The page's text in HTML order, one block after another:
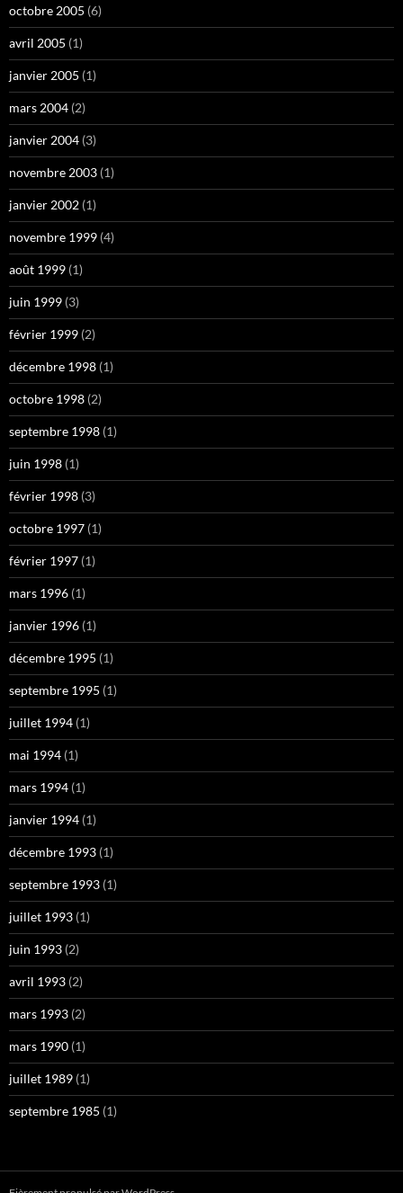
octobre 2005 (6)
avril 2005 (1)
janvier 2005 (1)
mars 2004 (2)
janvier 2004 (3)
novembre 2003 (1)
janvier 2002 (1)
novembre 1999 (4)
août 1999 (1)
juin 1999 (3)
février 1999 (2)
décembre 1998 (1)
octobre 1998 (2)
septembre 1998 (1)
juin 1998 (1)
février 1998 (3)
octobre 1997 (1)
février 1997 (1)
mars 1996 (1)
janvier 1996 (1)
décembre 1995 (1)
septembre 1995 (1)
juillet 1994 (1)
mai 1994 (1)
mars 1994 (1)
janvier 1994 (1)
décembre 1993 (1)
septembre 1993 (1)
juillet 1993 (1)
juin 1993 (2)
avril 1993 (2)
mars 1993 (2)
mars 1990 (1)
juillet 1989 (1)
septembre 1985 (1)